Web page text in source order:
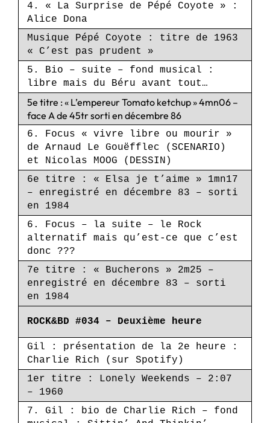
4. « La Surprise de Pépé Coyote » :
Alice Dona
Musique Pépé Coyote : titre de 1963
« C’est pas prudent »
5. Bio – suite – fond musical :
libre mais du Béru avant tout…
5e titre : « L’empereur Tomato ketchup » 4mn06 –
face A de 45tr sorti en décembre 86
6. Focus « vivre libre ou mourir »
de Arnaud Le Gouëfflec (SCENARIO)
et Nicolas MOOG (DESSIN)
6e titre : « Elsa je t’aime » 1mn17
– enregistré en décembre 83 – sorti
en 1984
6. Focus – la suite – le Rock
alternatif mais qu’est-ce que c’est
donc ???
7e titre : « Bucherons » 2m25 –
enregistré en décembre 83 – sorti
en 1984
ROCK&BD #034 – Deuxième heure
Gil : présentation de la 2e heure :
Charlie Rich (sur Spotify)
1er titre : Lonely Weekends – 2:07
– 1960
7. Gil : bio de Charlie Rich – fond